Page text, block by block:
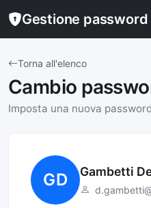
Gestione password
Torna all'elenco
Cambio
Imposta una nuova
GD Gambetti